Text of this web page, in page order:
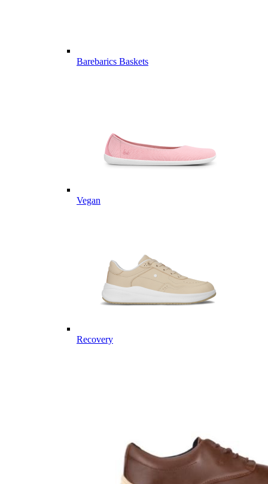
Barebarics Baskets
Vegan
Recovery